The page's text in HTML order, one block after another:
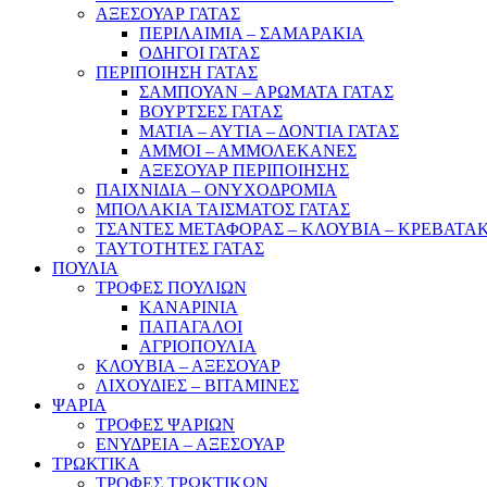
ΑΞΕΣΟΥΑΡ ΓΑΤΑΣ
ΠΕΡΙΛΑΙΜΙΑ – ΣΑΜΑΡΑΚΙΑ
ΟΔΗΓΟΙ ΓΑΤΑΣ
ΠΕΡΙΠΟΙΗΣΗ ΓΑΤΑΣ
ΣΑΜΠΟΥΑΝ – ΑΡΩΜΑΤΑ ΓΑΤΑΣ
ΒΟΥΡΤΣΕΣ ΓΑΤΑΣ
ΜΑΤΙΑ – ΑΥΤΙΑ – ΔΟΝΤΙΑ ΓΑΤΑΣ
ΑΜΜΟΙ – ΑΜΜΟΛΕΚΑΝΕΣ
ΑΞΕΣΟΥΑΡ ΠΕΡΙΠΟΙΗΣΗΣ
ΠΑΙΧΝΙΔΙΑ – ΟΝΥΧΟΔΡΟΜΙΑ
ΜΠΟΛΑΚΙΑ ΤΑΙΣΜΑΤΟΣ ΓΑΤΑΣ
ΤΣΑΝΤΕΣ ΜΕΤΑΦΟΡΑΣ – ΚΛΟΥΒΙΑ –
ΤΑΥΤΟΤΗΤΕΣ ΓΑΤΑΣ
ΠΟΥΛΙΑ
ΤΡΟΦΕΣ ΠΟΥΛΙΩΝ
ΚΑΝΑΡΙΝΙΑ
ΠΑΠΑΓΑΛΟΙ
ΑΓΡΙΟΠΟΥΛΙΑ
ΚΛΟΥΒΙΑ – ΑΞΕΣΟΥΑΡ
ΛΙΧΟΥΔΙΕΣ – ΒΙΤΑΜΙΝΕΣ
ΨΑΡΙΑ
ΤΡΟΦΕΣ ΨΑΡΙΩΝ
ΕΝΥΔΡΕΙΑ – ΑΞΕΣΟΥΑΡ
ΤΡΩΚΤΙΚΑ
ΤΡΟΦΕΣ ΤΡΩΚΤΙΚΩΝ